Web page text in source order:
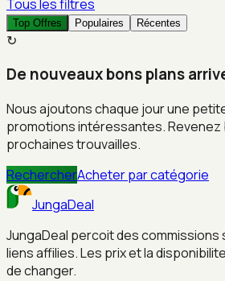
Tous les filtres
Top Offres Populaires Récentes
↻
De nouveaux bons plans
Nous ajoutons chaque jour une
promotions intéressantes.
prochaines trouvailles.
RechercherAcheter par catégorie
JungaDeal
JungaDeal percoit des commissions
liens affilies. Les prix et la
de changer.